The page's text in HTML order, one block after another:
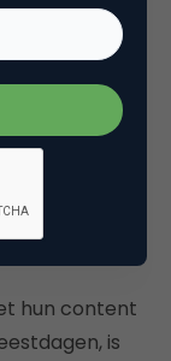
rest van het
juist rond de
vol
hun content
is